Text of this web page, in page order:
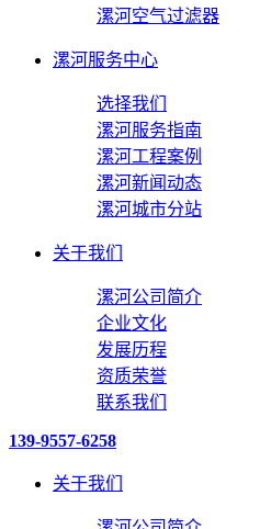
漯河空气过滤器
漯河服务中心
选择我们
漯河服务指南
漯河工程案例
漯河新闻动态
漯河城市分站
关于我们
漯河公司简介
企业文化
发展历程
资质荣誉
联系我们
139-9557-6258
关于我们